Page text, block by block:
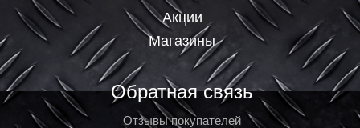
Акции
Магазины
Обратная связь
Отзывы покупателей